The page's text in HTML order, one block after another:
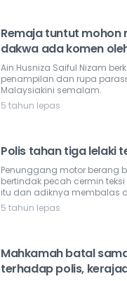
Remaja tuntut mohon
dakwa ada komen
Ain Husniza Saiful Nizam
penampilan dan rupa
Malaysiakini semalam.
5 tahun lepas
Polis tahan tiga lelaki
Penunggang motor berang
bertindak pecah cermin
itu dan adiknya membalas
5 tahun lepas
Mahkamah batal
terhadap polis,